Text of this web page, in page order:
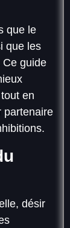
que le
que les
Ce guide
en
partenaire
désir